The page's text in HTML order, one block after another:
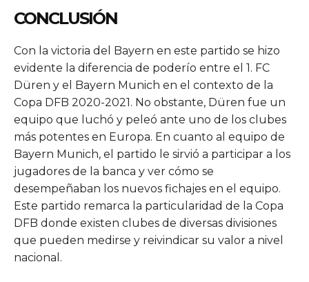
CONCLUSIÓN
Con la victoria del Bayern en este partido se hizo
evidente la diferencia de poderío entre el 1. FC
Düren y el Bayern Munich en el contexto de la
Copa DFB 2020-2021. No obstante, Düren fue un
equipo que luchó y peleó ante uno de los clubes
más potentes en Europa. En cuanto al equipo de
Bayern Munich, el partido le sirvió a participar a los
jugadores de la banca y ver cómo se
desempeñaban los nuevos fichajes en el equipo.
Este partido remarca la particularidad de la Copa
DFB donde existen clubes de diversas divisiones
que pueden medirse y reivindicar su valor a nivel
nacional.